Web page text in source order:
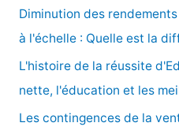
e
r
c
Diminution des
à l'échelle : Quelle est la
L'histoire de la réussite
nette, l'éducation et les
Les contingences de la